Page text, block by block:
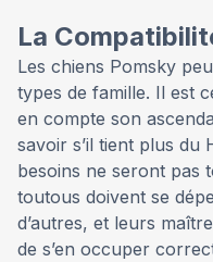
La
Les chiens Pomsky
types de famille. Il est
en compte son
savoir s’il tient plus du
besoins ne seront pas
toutous doivent se
d’autres, et leurs
de s’en occuper